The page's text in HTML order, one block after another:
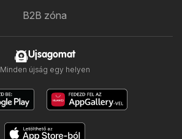
B2B zóna
Ujsagomat
Minden újság egy helyen